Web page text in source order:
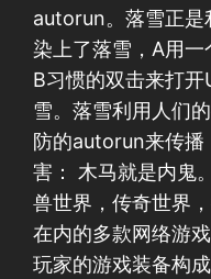
autorun。落雪正是
染上了落雪，A用
B习惯的双击来打
雪。落雪利用人们
防的autorun来传播
害： 木马就是内鬼
兽世界，传奇世界
在内的多款网络游
玩家的游戏装备构